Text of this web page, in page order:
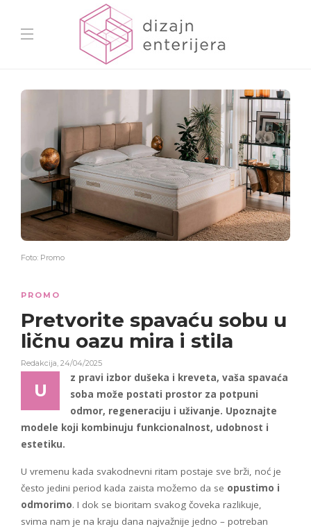
Foto: Promo
PROMO
Pretvorite spavaću sobu u
ličnu oazu mira i stila
Redakcija, 24/04/2025
U
z pravi izbor dušeka i kreveta, vaša spavaća
soba može postati prostor za potpuni
odmor, regeneraciju i uživanje. Upoznajte
modele koji kombinuju funkcionalnost, udobnost i
estetiku.
U vremenu kada svakodnevni ritam postaje sve brži, noć je
često jedini period kada zaista možemo da se opustimo i
odmorimo. I dok se bioritam svakog čoveka razlikuje,
svima nam je na kraju dana najvažnije jedno – potreban